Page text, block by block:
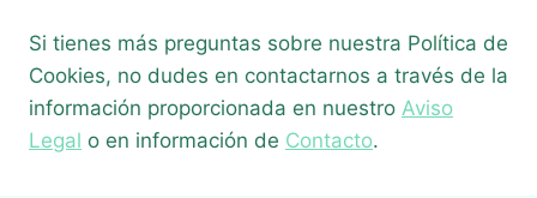
Si tienes más preguntas sobre nuestra Política de
Cookies, no dudes en contactarnos a través de la
información proporcionada en nuestro Aviso
Legal o en información de Contacto.